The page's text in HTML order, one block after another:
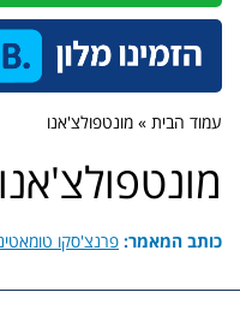
עמוד הבית » מונטפולצ'אנו
מונטפולצ'אנו
כותב המאמר: פרנצ'סקו